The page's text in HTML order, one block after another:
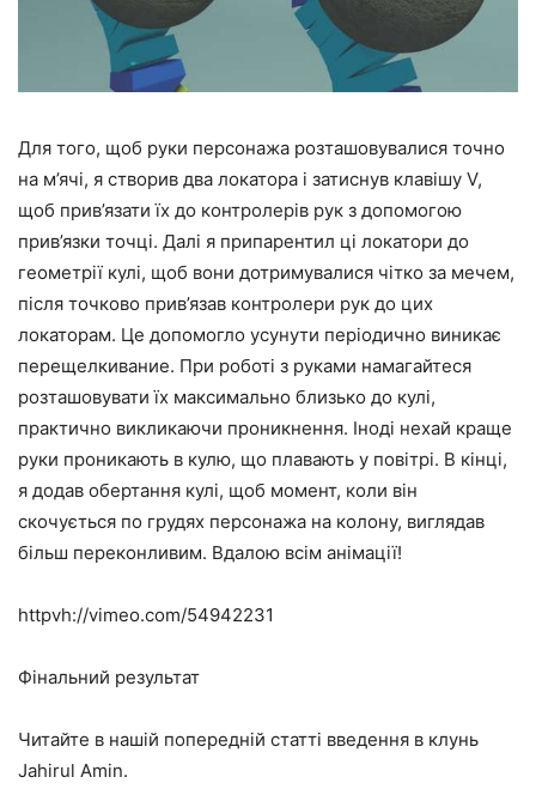
Для того, щоб руки персонажа розташовувалися точно
на м’ячі, я створив два локатора і затиснув клавішу V,
щоб прив’язати їх до контролерів рук з допомогою
прив’язки точці. Далі я припарентил ці локатори до
геометрії кулі, щоб вони дотримувалися чітко за мечем,
після точково прив’язав контролери рук до цих
локаторам. Це допомогло усунути періодично виникає
перещелкивание. При роботі з руками намагайтеся
розташовувати їх максимально близько до кулі,
практично викликаючи проникнення. Іноді нехай краще
руки проникають в кулю, що плавають у повітрі. В кінці,
я додав обертання кулі, щоб момент, коли він
скочується по грудях персонажа на колону, виглядав
більш переконливим. Вдалою всім анімації!
httpvh://vimeo.com/54942231
Фінальний результат
Читайте в нашій попередній статті введення в клунь
Jahirul Amin.